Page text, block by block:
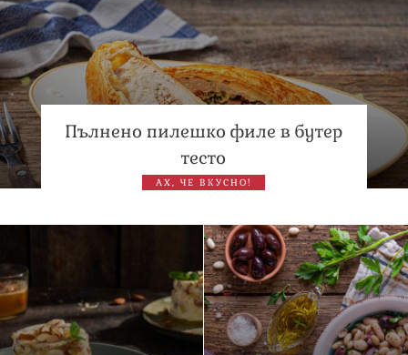
Пълнено пилешко филе в бутер
тесто
АХ, ЧЕ ВКУСНО!